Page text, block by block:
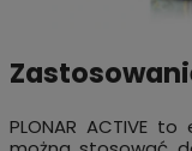
PLONAR ACTIVE